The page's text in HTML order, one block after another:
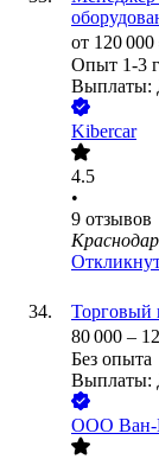
от 120 000
Опыт 1-3
Выплаты:
Kibercar
4.5
•
9 отзывов
Торговый
80 000 –
Без опыта
Выплаты:
ООО Ван-